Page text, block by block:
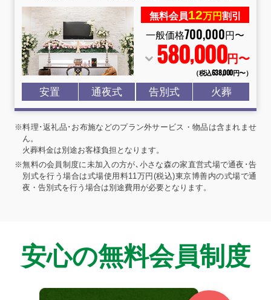
無料会員12万円割引
一般価格700,000円〜
580,000円〜
（税込638,000円〜）
安置 通夜式 告別式 火葬
※料理･返礼品･お布施などのプラン外サービス・物品は含まれませ
ん。
火葬料金は別途お客様負担となります。
※無料の会員制度に未加入の方が､小さな森の家直営式場で通夜･告
別式を行う場合は式場使用料11万円(税込)東京博善内の式場で通
夜・告別式を行う場合は別途費用が必要となります。
安心の無料会員制度